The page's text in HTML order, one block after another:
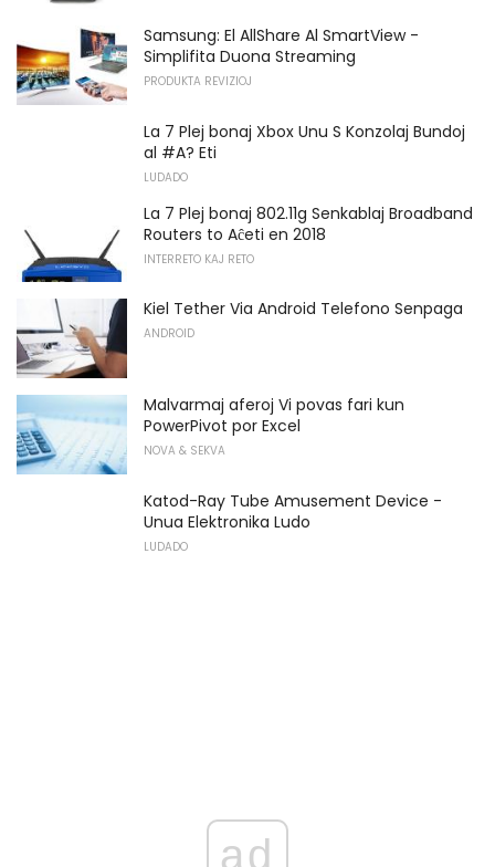
Samsung: El AllShare Al SmartView -
Simplifita Duona Streaming
PRODUKTA REVIZIOJ
La 7 Plej bonaj Xbox Unu S Konzolaj Bundoj
al #A? Eti
LUDADO
La 7 Plej bonaj 802.11g Senkablaj Broadband
Routers to Aĉeti en 2018
INTERRETO KAJ RETO
Kiel Tether Via Android Telefono Senpaga
ANDROID
Malvarmaj aferoj Vi povas fari kun
PowerPivot por Excel
NOVA & SEKVA
Katod-Ray Tube Amusement Device -
Unua Elektronika Ludo
LUDADO
ad